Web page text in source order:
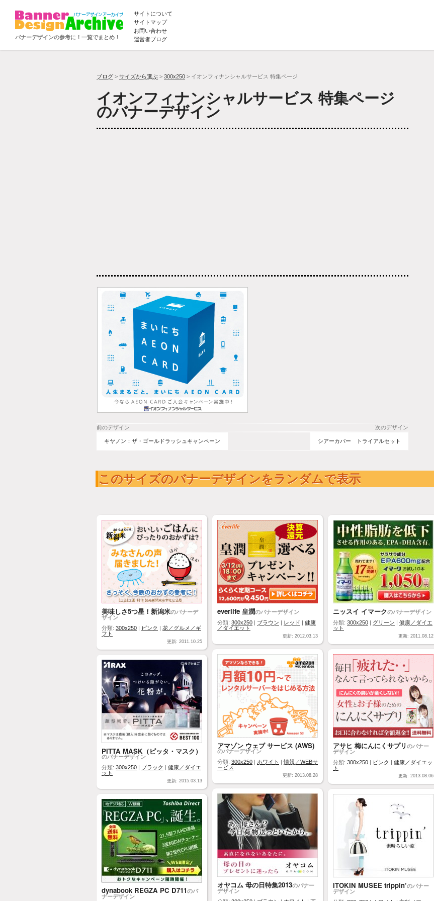
バナーデザインの参考に！一覧でまとめ！
サイトについて
サイトマップ
お問い合わせ
運営者ブログ
ブログ > サイズから選ぶ > 300x250 > イオンフィナンシャルサービス 特集ページ
イオンフィナンシャルサービス 特集ページ
のバナーデザイン
前のデザイン 次のデザイン
キヤノン：ザ・ゴールドラッシュキャンペーン シアーカバー トライアルセット
このサイズのバナーデザインをランダムで表示
美味しさ5つ星！新潟米のバナーデ
ザイン
分類: 300x250 | ピンク | 花／グルメ／ギ
フト
更新: 2011.10.25
everlife 皇潤のバナーデザイン
分類: 300x250 | ブラウン | レッド | 健康
／ダイエット
更新: 2012.03.13
ニッスイ イマークのバナーデザイン
分類: 300x250 | グリーン | 健康／ダイエ
ット
更新: 2011.08.12
アマゾン ウェブ サービス (AWS)
のバナーデザイン
分類: 300x250 | ホワイト |情報／WEBサ
ービス
更新: 2013.08.28
アサヒ 梅にんにくサプリのバナー
デザイン
分類: 300x250 | ピンク | 健康／ダイエッ
ト
更新: 2013.08.06
PITTA MASK（ピッタ・マスク）
のバナーデザイン
分類: 300x250 | ブラック | 健康／ダイエ
ット
更新: 2015.03.13
オヤコム 母の日特集2013のバナー
デザイン
ITOKIN MUSEE trippin’のバナー
デザイン
dynabook REGZA PC D711のバ
ナーデザイン